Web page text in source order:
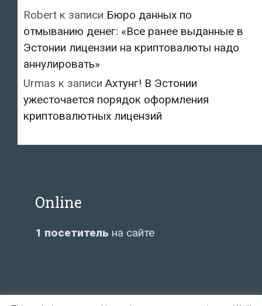
Robert к записи Бюро данных по
отмыванию денег: «Все ранее выданные в
Эстонии лицензии на криптовалюты надо
аннулировать»
Urmas к записи Ахтунг! В Эстонии
ужесточается порядок оформления
криптовалютных лицензий
Online
1 посетитель на сайте